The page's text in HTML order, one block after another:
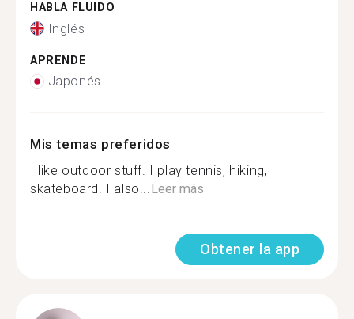
HABLA FLUIDO
Inglés
APRENDE
Japonés
Mis temas preferidos
I like outdoor stuff. I play tennis, hiking,
skateboard. I also...Leer más
Obtener la app